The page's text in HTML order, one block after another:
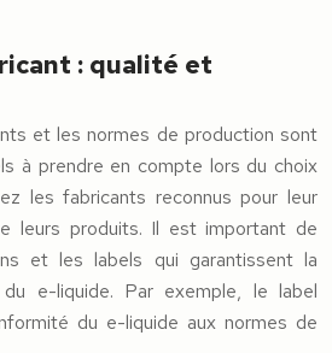
: qualité et
et les normes de production sont
à prendre en compte lors du choix
les fabricants reconnus pour leur
leurs produits. Il est important de
et les labels qui garantissent la
e-liquide. Par exemple, le label
du e-liquide aux normes de